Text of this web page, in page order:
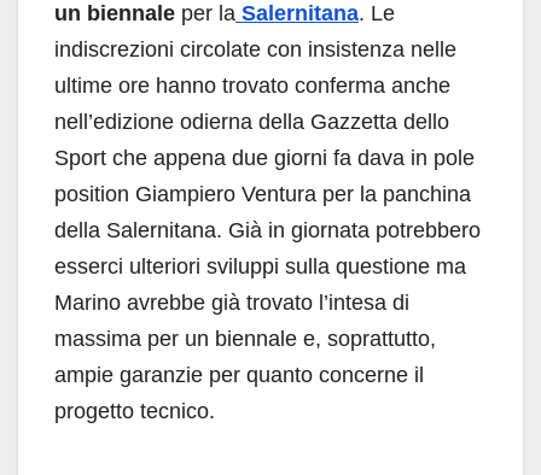
un biennale per la Salernitana. Le
indiscrezioni circolate con insistenza nelle
ultime ore hanno trovato conferma anche
nell’edizione odierna della Gazzetta dello
Sport che appena due giorni fa dava in pole
position Giampiero Ventura per la panchina
della Salernitana. Già in giornata potrebbero
esserci ulteriori sviluppi sulla questione ma
Marino avrebbe già trovato l’intesa di
massima per un biennale e, soprattutto,
ampie garanzie per quanto concerne il
progetto tecnico.